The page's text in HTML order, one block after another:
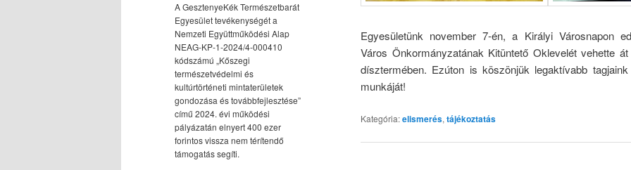
Egyesületünk november 7-én, a Királyi Városnapon
Város Önkormányzatának Kitüntető Oklevelét vehette
dísztermében. Ezúton is köszönjük legaktívabb
munkáját!
Kategória:elismerés, tájékoztatás
A GesztenyeKék Természetbarát
Egyesület tevékenységét a
Nemzeti Együttműködési Alap
NEAG-KP-1-2024/4-000410
kódszámú „Kőszegi
természetvédelmi és
kultúrtörténeti mintaterületek
gondozása és továbbfejlesztése”
című 2024. évi működési
pályázatán elnyert 400 ezer
forintos vissza nem térítendő
támogatás segíti.